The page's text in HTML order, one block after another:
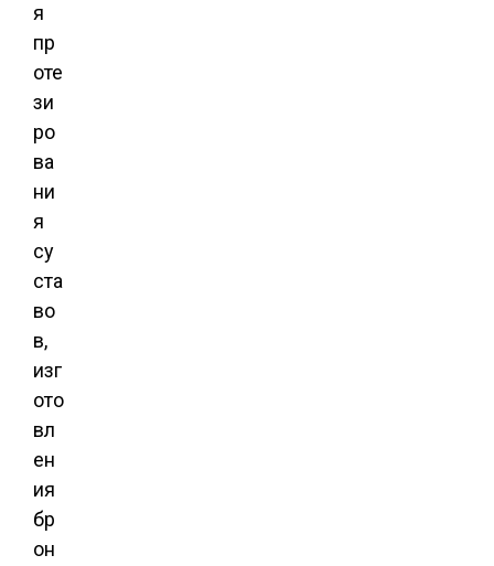
я
пр
оте
зи
ро
ва
ни
я
су
ста
во
в,
изг
ото
вл
ен
ия
бр
он